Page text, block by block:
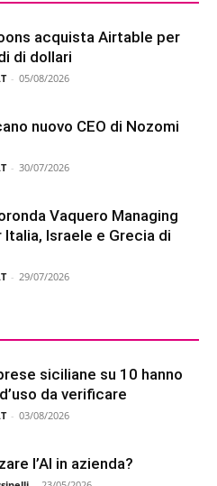
acquista Airtable per
di dollari
- 05/08/2026
nuovo CEO di Nozomi
- 30/07/2026
Vaquero Managing
Israele e Grecia di
- 29/07/2026
siciliane su 10 hanno
da verificare
- 03/08/2026
l’AI in azienda?